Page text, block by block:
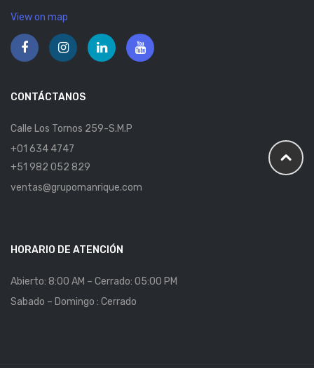
View on map
CONTÁCTANOS
Calle Los Tornos 259-S.M.P
+01 634 4747
+51 982 052 829
ventas@grupomanrique.com
HORARIO DE ATENCIÓN
Abierto: 8:00 AM – Cerrado: 05:00 PM
Sabado – Domingo : Cerrado